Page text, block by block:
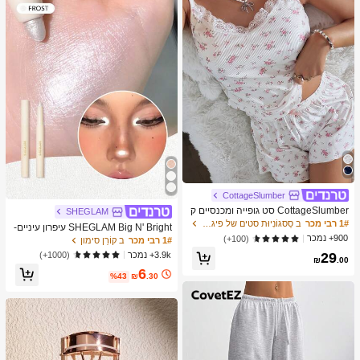
CottageSlumber
CottageSlumber סט גופייה ומכנסיים ק
צרים סרוגים עם שוליים נצנצים וקונטרס
ט תחרה
1# רבי מכר
900+ נמכר
(100+)
₪29.00
SHEGLAM
SHEGLAM Big N' Bright עיפרון עיניים-
Frost מותג יופי קוסמטיקה איפור לנשים ו
לנערות
1# רבי מכר
ב קוֹרֵן סימון
3.9k+ נמכר
(1000+)
₪6.30
%43